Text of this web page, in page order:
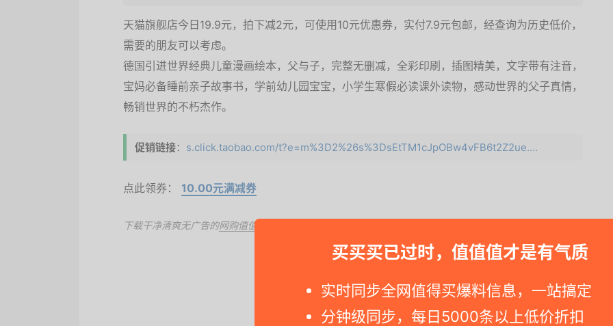
买买买已过时，值值值才是有气质
实时同步全网值得买爆料信息，一站搞定
分钟级同步，每日5000条以上低价折扣
天猫旗舰店今日19.9元，拍下减2元，可使用10元优惠券，实付7.9元包邮，经查询为历史低价，
需要的朋友可以考虑。
德国引进世界经典儿童漫画绘本，父与子，完整无删减，全彩印刷，插图精美，文字带有注音，
宝妈必备睡前亲子故事书，学前幼儿园宝宝，小学生寒假必读课外读物，感动世界的父子真情，
畅销世界的不朽杰作。
促销链接： s.click.taobao.com/t?e=m%3D2%26s%3DsEtTM1cJpOBw4vFB6t2Z2ue....
点此领券： 10.00元满减券
下载干净清爽无广告的网购值值值App
查看完整图文 >